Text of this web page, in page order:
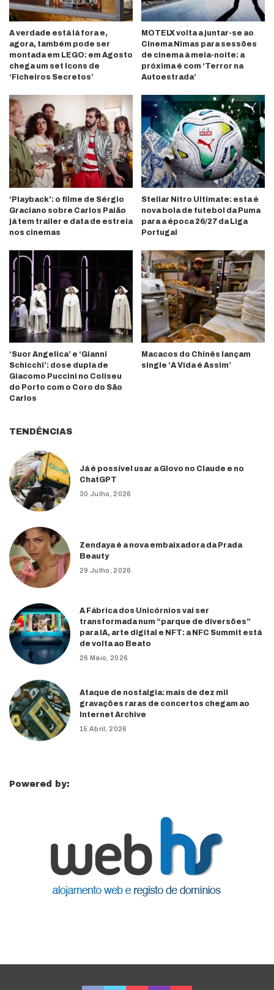
A verdade está lá fora e,
agora, também pode ser
montada em LEGO: em Agosto
chega um set Icons de
‘Ficheiros Secretos’
MOTELX volta a juntar-se ao
Cinema Nimas para sessões
de cinema à meia-noite: a
próxima é com ‘Terror na
Autoestrada’
‘Playback’: o filme de Sérgio
Graciano sobre Carlos Paião
já tem trailer e data de estreia
nos cinemas
Stellar Nitro Ultimate: esta é
nova bola de futebol da Puma
para a época 26/27 da Liga
Portugal
‘Suor Angelica’ e ‘Gianni
Schicchi’: dose dupla de
Giacomo Puccini no Coliseu
do Porto com o Coro do São
Carlos
Macacos do Chinês lançam
single ‘A Vida é Assim’
TENDÊNCIAS
Já é possível usar a Glovo no Claude e no
ChatGPT
30 Julho, 2026
Zendaya é a nova embaixadora da Prada
Beauty
29 Julho, 2026
A Fábrica dos Unicórnios vai ser
transformada num “parque de diversões”
para IA, arte digital e NFT: a NFC Summit está
de volta ao Beato
26 Maio, 2026
Ataque de nostalgia: mais de dez mil
gravações raras de concertos chegam ao
Internet Archive
15 Abril, 2026
Powered by: